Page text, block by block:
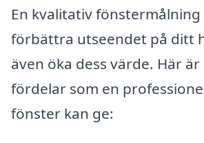
En kvalitativ
förbättra utseendet på ditt
även öka dess värde. Här
fördelar som en
fönster kan ge: